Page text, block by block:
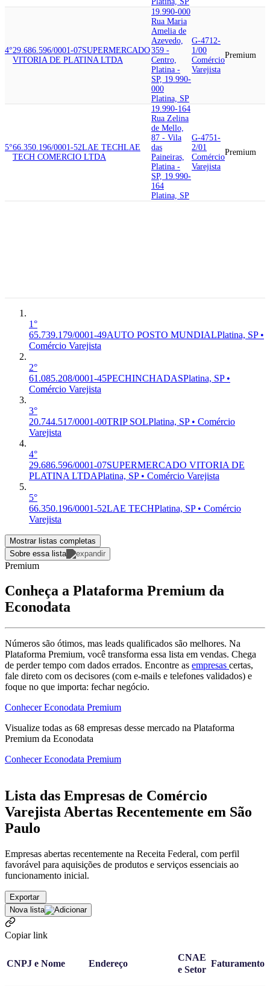
4°29.686.596/0001-07SUPERMERCADO
VITORIA DE PLATINA LTDA
19.990-000
Rua Maria
Amelia de
Azevedo,
359 -
Centro,
Platina -
SP, 19.990-
000
Platina, SP
G-4712-
1/00
Comércio
Varejista
Premium
5°66.350.196/0001-52LAE TECHLAE
TECH COMERCIO LTDA
19.990-164
Rua Zelina
de Mello,
87 - Vila
das
Paineiras,
Platina -
SP, 19.990-
164
Platina, SP
G-4751-
2/01
Comércio
Varejista
Premium
1°
65.739.179/0001-49AUTO POSTO MUNDIALPlatina, SP •
Comércio Varejista
2°
61.085.208/0001-45PECHINCHADASPlatina, SP •
Comércio Varejista
3°
20.744.517/0001-00TRIP SOLPlatina, SP • Comércio
Varejista
4°
29.686.596/0001-07SUPERMERCADO VITORIA DE
PLATINA LTDAPlatina, SP • Comércio Varejista
5°
66.350.196/0001-52LAE TECHPlatina, SP • Comércio
Varejista
Mostrar listas completas
Sobre essa lista
Premium
Conheça a Plataforma Premium da
Econodata
Números são ótimos, mas leads qualificados são melhores. Na
Plataforma Premium, você transforma essa lista em vendas. Chega
de perder tempo com dados errados. Encontre as empresas certas,
fale direto com os decisores (com e-mails e telefones validados) e
foque no que importa: fechar negócio.
Conhecer Econodata Premium
Visualize todas as 68 empresas desse mercado na Plataforma
Premium da Econodata
Conhecer Econodata Premium
Lista das Empresas de Comércio
Varejista Abertas Recentemente em São
Paulo
Empresas abertas recentemente na Receita Federal, com perfil
favorável para aquisições de produtos e serviços essenciais ao
funcionamento inicial.
Exportar
Nova lista
Copiar link
CNPJ e Nome Endereço
CNAE
e Setor
Faturamento